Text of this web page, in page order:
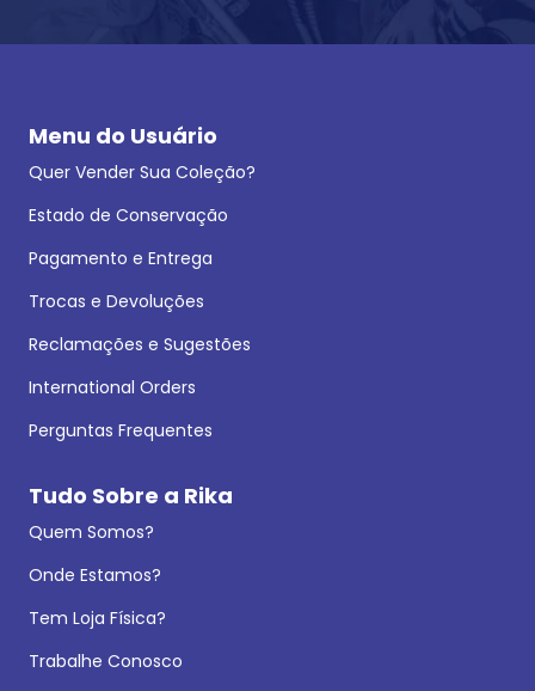
Menu do Usuário
Quer Vender Sua Coleção?
Estado de Conservação
Pagamento e Entrega
Trocas e Devoluções
Reclamações e Sugestões
International Orders
Perguntas Frequentes
Tudo Sobre a Rika
Quem Somos?
Onde Estamos?
Tem Loja Física?
Trabalhe Conosco